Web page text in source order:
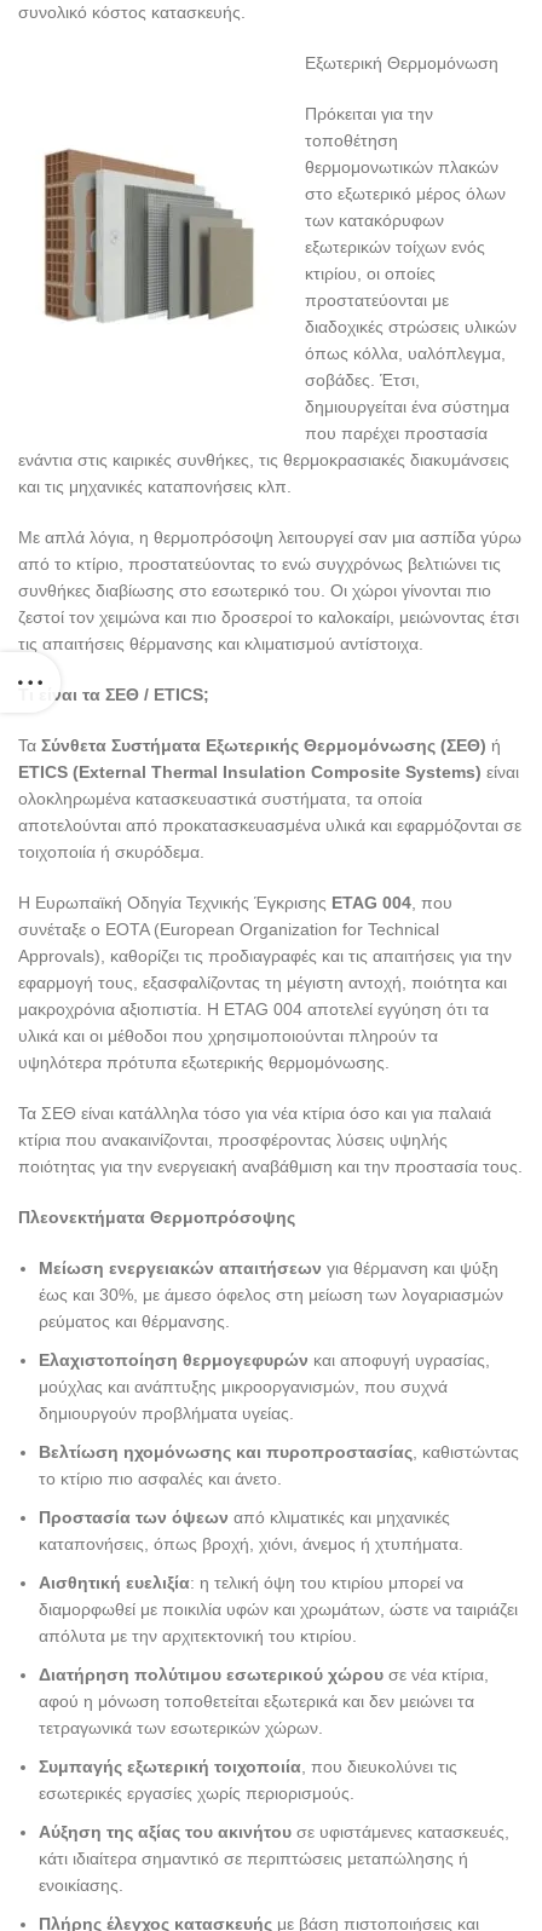
συνολικό κόστος κατασκευής.
Εξωτερική Θερμομόνωση
Πρόκειται για την
τοποθέτηση
θερμομονωτικών πλακών
στο εξωτερικό μέρος όλων
των κατακόρυφων
εξωτερικών τοίχων ενός
κτιρίου, οι οποίες
προστατεύονται με
διαδοχικές στρώσεις υλικών
όπως κόλλα, υαλόπλεγμα,
σοβάδες. Έτσι,
δημιουργείται ένα σύστημα
που παρέχει προστασία
ενάντια στις καιρικές συνθήκες, τις θερμοκρασιακές διακυμάνσεις
και τις μηχανικές καταπονήσεις κλπ.
Με απλά λόγια, η θερμοπρόσοψη λειτουργεί σαν μια ασπίδα γύρω
από το κτίριο, προστατεύοντας το ενώ συγχρόνως βελτιώνει τις
συνθήκες διαβίωσης στο εσωτερικό του. Οι χώροι γίνονται πιο
ζεστοί τον χειμώνα και πιο δροσεροί το καλοκαίρι, μειώνοντας έτσι
τις απαιτήσεις θέρμανσης και κλιματισμού αντίστοιχα.
Τι είναι τα ΣΕΘ / ETICS;
Τα Σύνθετα Συστήματα Εξωτερικής Θερμομόνωσης (ΣΕΘ) ή
ETICS (External Thermal Insulation Composite Systems) είναι
ολοκληρωμένα κατασκευαστικά συστήματα, τα οποία
αποτελούνται από προκατασκευασμένα υλικά και εφαρμόζονται σε
τοιχοποιία ή σκυρόδεμα.
Η Ευρωπαϊκή Οδηγία Τεχνικής Έγκρισης ETAG 004 , που
συνέταξε ο ΕΟΤΑ (European Organization for Technical
Approvals), καθορίζει τις προδιαγραφές και τις απαιτήσεις για την
εφαρμογή τους, εξασφαλίζοντας τη μέγιστη αντοχή, ποιότητα και
μακροχρόνια αξιοπιστία. Η ETAG 004 αποτελεί εγγύηση ότι τα
υλικά και οι μέθοδοι που χρησιμοποιούνται πληρούν τα
υψηλότερα πρότυπα εξωτερικής θερμομόνωσης.
Τα ΣΕΘ είναι κατάλληλα τόσο για νέα κτίρια όσο και για παλαιά
κτίρια που ανακαινίζονται, προσφέροντας λύσεις υψηλής
ποιότητας για την ενεργειακή αναβάθμιση και την προστασία τους.
Πλεονεκτήματα Θερμοπρόσοψης
Μείωση ενεργειακών απαιτήσεων για θέρμανση και ψύξη
έως και 30%, με άμεσο όφελος στη μείωση των λογαριασμών
ρεύματος και θέρμανσης.
Ελαχιστοποίηση θερμογεφυρών και αποφυγή υγρασίας,
μούχλας και ανάπτυξης μικροοργανισμών, που συχνά
δημιουργούν προβλήματα υγείας.
Βελτίωση ηχομόνωσης και πυροπροστασίας , καθιστώντας
το κτίριο πιο ασφαλές και άνετο.
Προστασία των όψεων από κλιματικές και μηχανικές
καταπονήσεις, όπως βροχή, χιόνι, άνεμος ή χτυπήματα.
Αισθητική ευελιξία: η τελική όψη του κτιρίου μπορεί να
διαμορφωθεί με ποικιλία υφών και χρωμάτων, ώστε να ταιριάζει
απόλυτα με την αρχιτεκτονική του κτιρίου.
Διατήρηση πολύτιμου εσωτερικού χώρου σε νέα κτίρια,
αφού η μόνωση τοποθετείται εξωτερικά και δεν μειώνει τα
τετραγωνικά των εσωτερικών χώρων.
Συμπαγής εξωτερική τοιχοποιία , που διευκολύνει τις
εσωτερικές εργασίες χωρίς περιορισμούς.
Αύξηση της αξίας του ακινήτου σε υφιστάμενες κατασκευές,
κάτι ιδιαίτερα σημαντικό σε περιπτώσεις μεταπώλησης ή
ενοικίασης.
Πλήρης έλεγχος κατασκευής με βάση πιστοποιήσεις και